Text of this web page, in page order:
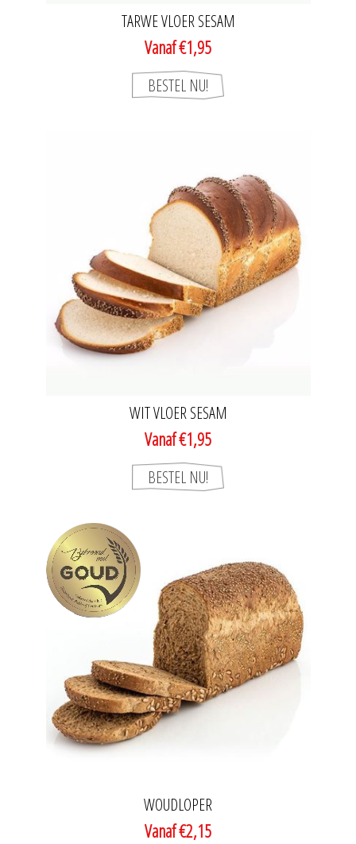
TARWE VLOER SESAM
Vanaf €1,95
WIT VLOER SESAM
Vanaf €1,95
WOUDLOPER
Vanaf €2,15